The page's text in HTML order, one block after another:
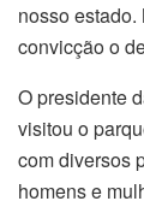
nosso estado.
convicção o
O presidente
visitou o
com diversos
homens e